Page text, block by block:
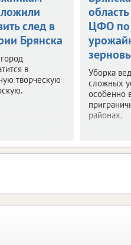
след в
Брянска
в
творческую
ЦФО по
Уборка
сложных
особенно
районах.